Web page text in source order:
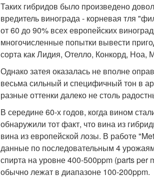
Таких гибридов было произведено
вредитель винограда - корневая тля
от 60 до 90% всех европейских
многочисленные попытки вывести
сорта как Лидия, Отелло, Конкорд, Ноа,
Однако затея оказалась не вполне
весьма сильный и специфичный тон в
разные оттенки далеко не столь
В середине 60-х годов, когда вином
обнаружили тот факт, что вина из
вина из европейской лозы. В работе
данные по последовательным 4
спирта на уровне 400-500ppm (parts per
обычно лежат в диапазоне 100-200ppm.